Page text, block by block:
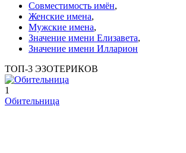
Совместимость имён,
Женские имена,
Мужские имена,
Значение имени Елизавета,
Значение имени Илларион
ТОП-3 ЭЗОТЕРИКОВ
1
Обительница